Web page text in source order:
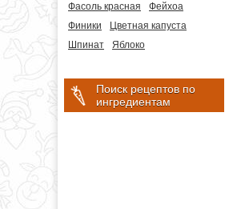
Фасоль красная
Фейхоа
Финики
Цветная капуста
Шпинат
Яблоко
Поиск рецептов по
ингредиентам